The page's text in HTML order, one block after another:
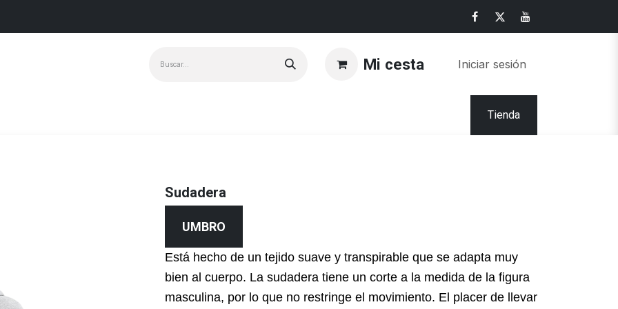
Mi cesta Iniciar sesión
Tienda
Sudadera
UMBRO
Está hecho de un tejido suave y transpirable que se adapta muy
bien al cuerpo. La sudadera tiene un corte a la medida de la figura
masculina, por lo que no restringe el movimiento. El placer de llevar